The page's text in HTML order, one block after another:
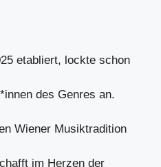
etabliert, lockte schon
des Genres an.
Wiener Musiktradition
im Herzen der